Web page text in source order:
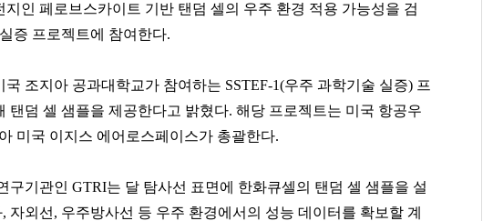
인 페로브스카이트 기반 탠덤 셀의 우주 환경 적용 가능성을 검
증 프로젝트에 참여한다.
조지아 공과대학교가 참여하는 SSTEF-1(우주 과학기술 실증) 프
탠덤 셀 샘플을 제공한다고 밝혔다. 해당 프로젝트는 미국 항공우
미국 이지스 에어로스페이스가 총괄한다.
구기관인 GTRI는 달 탐사선 표면에 한화큐셀의 탠덤 셀 샘플을 설
자외선, 우주방사선 등 우주 환경에서의 성능 데이터를 확보할 계